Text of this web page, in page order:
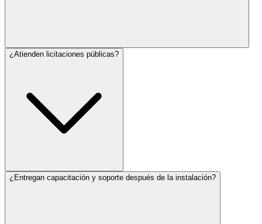
¿Atienden licitaciones públicas?
¿Entregan capacitación y soporte después de la instalación?